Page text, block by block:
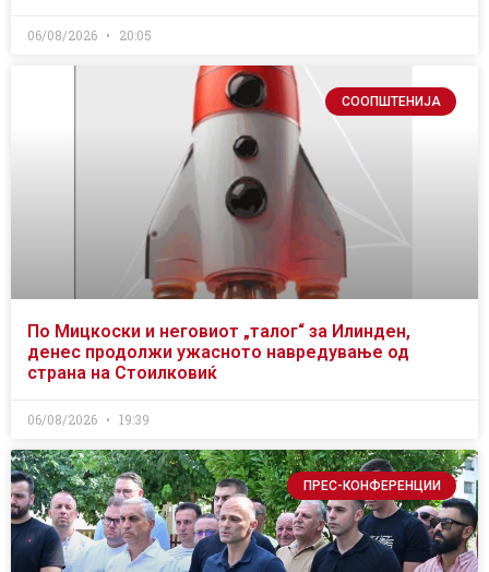
06/08/2026 20:05
СООПШТЕНИЈА
По Мицкоски и неговиот „талог“ за Илинден,
денес продолжи ужасното навредување од
страна на Стоилковиќ
06/08/2026 19:39
ПРЕС-КОНФЕРЕНЦИИ